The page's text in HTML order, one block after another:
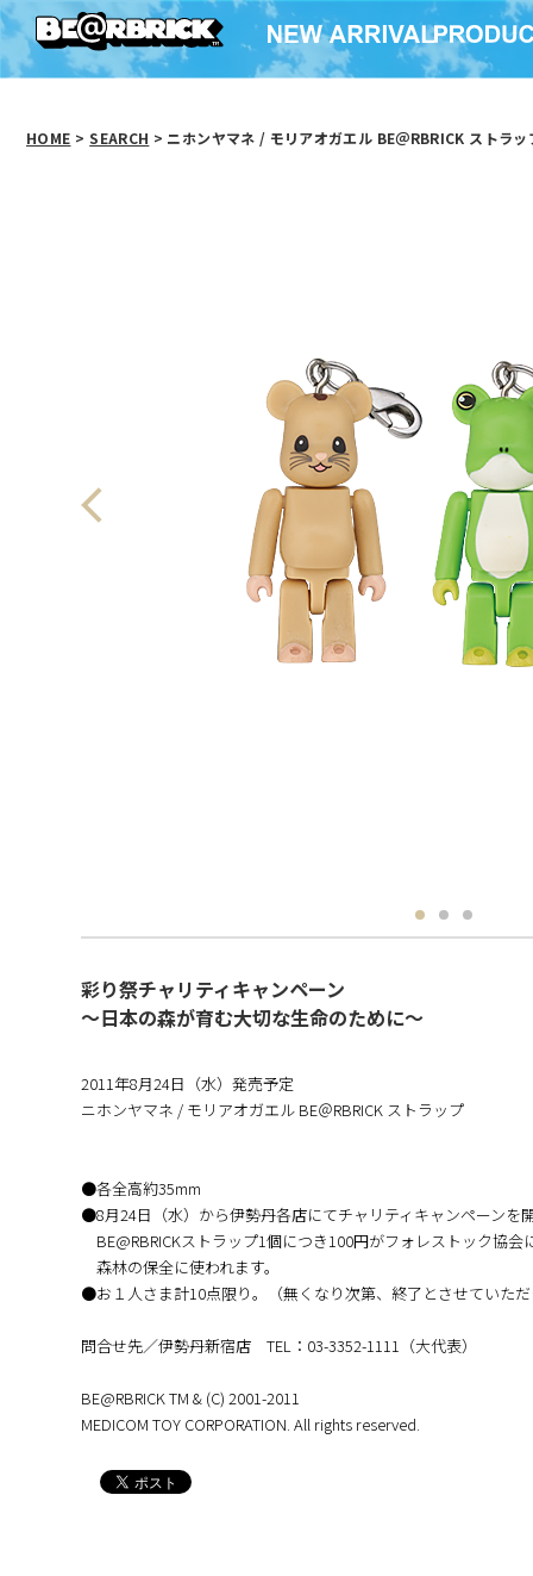
HOME > SEARCH > ニホンヤマネ / モリアオガエル BE＠RBRICK ストラッ
彩り祭チャリティキャンペーン
～日本の森が育む大切な生命のために～
2011年8月24日（水）発売予定
ニホンヤマネ / モリアオガエル BE＠RBRICK ストラップ
●各全高約35mm
●8月24日（水）から伊勢丹各店にてチャリティキャンペーンを
BE@RBRICKストラップ1個につき100円がフォレストック協会
森林の保全に使われます。
●お１人さま計10点限り。（無くなり次第、終了とさせていた
問合せ先／伊勢丹新宿店 TEL：03-3352-1111（大代表）
BE@RBRICK TM & (C) 2001-2011
MEDICOM TOY CORPORATION. All rights reserved.